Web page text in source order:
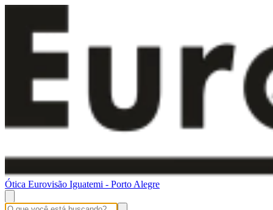
Ótica Eurovisão Iguatemi - Porto Alegre